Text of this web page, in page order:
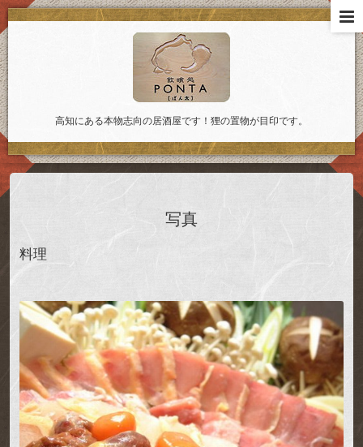
高知にある本物志向の居酒屋です！狸の置物が目印です。
写真
料理